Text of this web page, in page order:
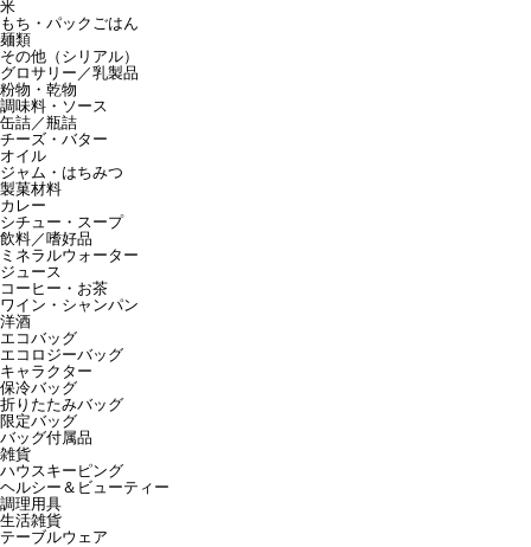
米
もち・パックごはん
麺類
その他（シリアル）
グロサリー／乳製品
粉物・乾物
調味料・ソース
缶詰／瓶詰
チーズ・バター
オイル
ジャム・はちみつ
製菓材料
カレー
シチュー・スープ
飲料／嗜好品
ミネラルウォーター
ジュース
コーヒー・お茶
ワイン・シャンパン
洋酒
エコバッグ
エコロジーバッグ
キャラクター
保冷バッグ
折りたたみバッグ
限定バッグ
バッグ付属品
雑貨
ハウスキーピング
ヘルシー＆ビューティー
調理用具
生活雑貨
テーブルウェア